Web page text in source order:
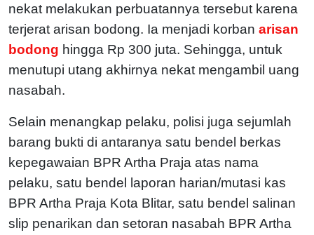
nekat melakukan perbuatannya tersebut karena
terjerat arisan bodong. Ia menjadi korban arisan
bodong hingga Rp 300 juta. Sehingga, untuk
menutupi utang akhirnya nekat mengambil uang
nasabah.
Selain menangkap pelaku, polisi juga sejumlah
barang bukti di antaranya satu bendel berkas
kepegawaian BPR Artha Praja atas nama
pelaku, satu bendel laporan harian/mutasi kas
BPR Artha Praja Kota Blitar, satu bendel salinan
slip penarikan dan setoran nasabah BPR Artha